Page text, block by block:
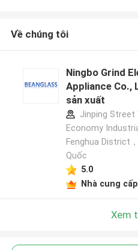
Về chúng tôi
Ningbo Grind
Appliance Co.,
sản xuất
Jinping Street
Economy
Fenghua District
Quốc
5.0
Nhà cung
Xem